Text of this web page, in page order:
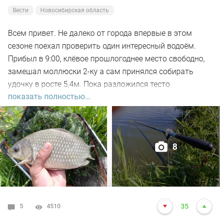
Вести Новосибирская область
Всем привет. Не далеко от города впервые в этом
сезоне поехал проверить один интересный водоём.
Прибыл в 9:00, клёвое прошлогоднее место свободно,
замешал моллюски 2-ку а сам принялся собирать
удочку в росте 5,4м. Пока разложился тесто
настоялось, 5-ть закормочных забросов и в бой.
Заброс за забросом, рыба кормится, видно по
характерным пузырям на воде а поклёвок нет. Минут
через 30-ть на очередном забросе подъём поплавка,
подсекаю, есть. Удочка в дугу, с глубины в 2-а метра не
сразу поднял на поверхность, достойный боец,
сопротивлялся до последнего но я его взял. Красавец
карась открыл счёт, на вскидку 500гр. Заброс за
забросом, тишина, поднялся ветер, пошла волна.
Поклёвки редкие но меткие, видно слом погоды внёс
показать полностью...
8
5 4510 35